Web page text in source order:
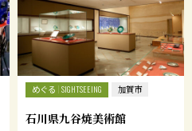
めぐる SIGHTSEEING 加賀市
石川県九谷焼美術館